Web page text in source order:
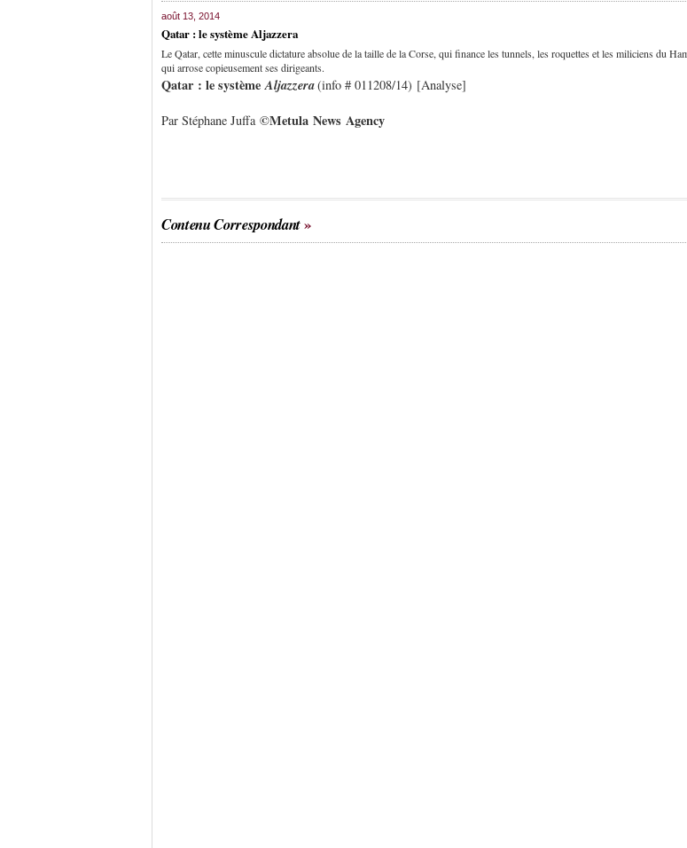
août 13, 2014
Qatar : le système Aljazzera
Le Qatar, cette minuscule dictature absolue de la taille de la Corse, qui finance les tunnels, les roquettes et les miliciens du
qui arrose copieusement ses dirigeants.
Qatar : le systèmeAljazzera(info # 011208/14) [Analyse]
Par Stéphane Juffa ©Metula News Agency
Contenu Correspondant